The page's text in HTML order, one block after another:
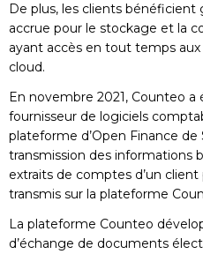
De plus, les clients
accrue pour le stockage et la
ayant accès en tout temps
cloud.
En novembre 2021, Counteo
fournisseur de logiciels
plateforme d’Open Finance
transmission des informations
extraits de comptes d’un
transmis sur la plateforme
La plateforme Counteo
d’échange de documents